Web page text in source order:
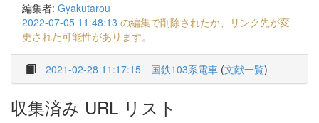
編集者: Gyakutarou
2022-07-05 11:48:13 の編集で削除されたか、リンク先が変
更された可能性があります。
2021-02-28 11:17:15 国鉄103系電車 (文献一覧)
収集済み URL リスト